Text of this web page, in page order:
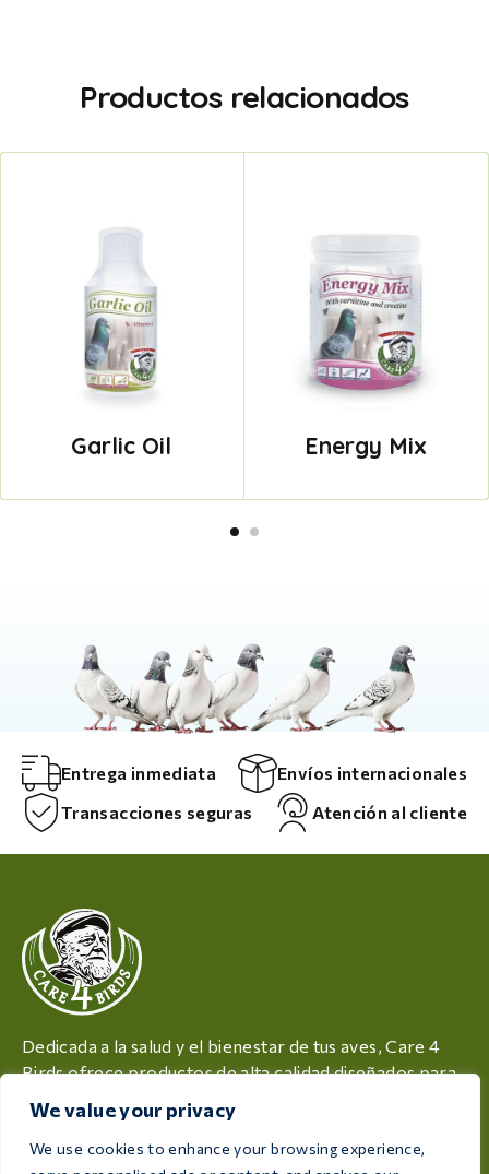
We value your privacy
We use cookies to enhance your browsing experience,
Productos relacionados
Garlic Oil Energy Mix
Entrega inmediata
Envíos internacionales
Transacciones seguras
Atención al cliente
Dedicada a la salud y el bienestar de tus aves, Care 4
Birds ofrece productos de alta calidad diseñados para
satisfacer las necesidades de todos los criadores y
aficionados a las aves.
Rijksweg 28a, 7975 RT Uffelte, Países Bajos